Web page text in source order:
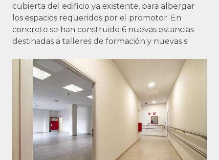
cubierta del edificio ya existente, para albergar
los espacios requeridos por el promotor. En
concreto se han construido 6 nuevas estancias
destinadas a talleres de formación y nuevas s